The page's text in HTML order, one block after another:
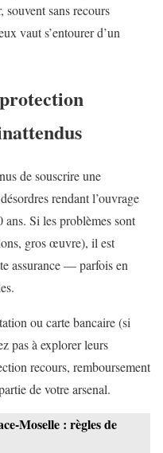
souvent sans recours
vaut s’entourer d’un
de souscrire une
rendant l’ouvrage
Si les problèmes sont
gros œuvre), il est
assurance — parfois en
ou carte bancaire (si
pas à explorer leurs
recours, remboursement
de votre arsenal.
Moselle : règles de